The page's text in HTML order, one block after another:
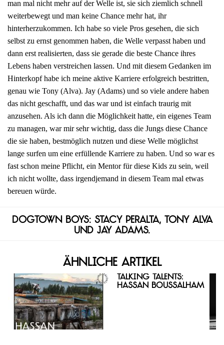
man mal nicht mehr auf der Welle ist, sie sich ziemlich schnell
weiterbewegt und man keine Chance mehr hat, ihr
hinterherzukommen. Ich habe so viele Pros gesehen, die sich
selbst zu ernst genommen haben, die Welle verpasst haben und
dann erst realisierten, dass sie gerade die beste Chance ihres
Lebens haben verstreichen lassen. Und mit diesem Gedanken im
Hinterkopf habe ich meine aktive Karriere erfolgreich bestritten,
genau wie Tony (Alva). Jay (Adams) und so viele andere haben
das nicht geschafft, und das war und ist einfach traurig mit
anzusehen. Als ich dann die Möglichkeit hatte, ein eigenes Team
zu managen, war mir sehr wichtig, dass die Jungs diese Chance
die sie haben, bestmöglich nutzen und diese Welle möglichst
lange surfen um eine erfüllende Karriere zu haben. Und so war es
fast schon meine Pflicht, ein Mentor für diese Kids zu sein, weil
ich nicht wollte, dass irgendjemand in diesem Team mal etwas
bereuen würde.
Dogtown Boys: Stacy Peralta, Tony Alva
und Jay Adams.
Ähnliche Artikel
Talking Talents:
Hassan Boussalham